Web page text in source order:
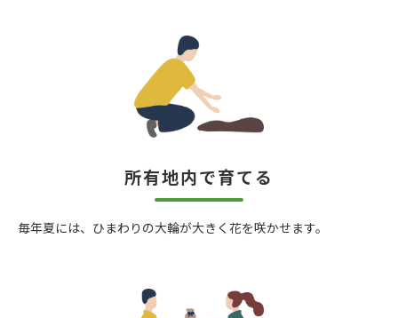
所有地内で育てる
毎年夏には、ひまわりの大輪が大きく花を咲かせます。